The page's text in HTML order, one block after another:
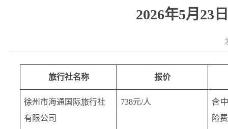
2026年5月23
旅行社名称 报价
徐州市海通国际旅行社
有限公司
738元/人
含
险